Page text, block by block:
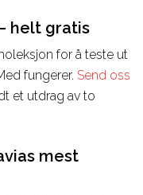
helt gratis
for å teste ut
fungerer. Send oss
et utdrag av to
mest